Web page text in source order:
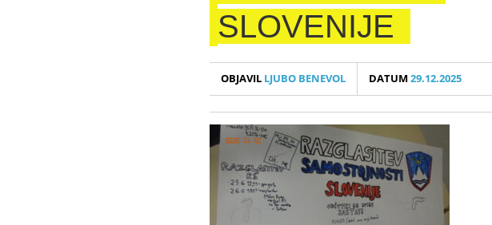
SLOVENIJE
OBJAVIL LJUBO BENEVOL DATUM29.12.2025